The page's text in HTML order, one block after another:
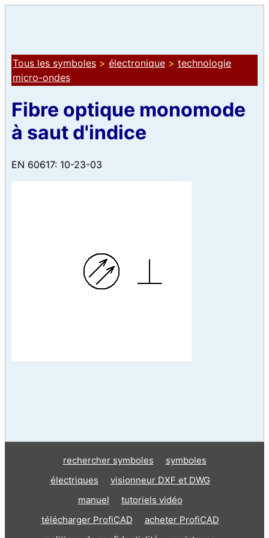
Tous les symboles > électronique > technologie
micro-ondes
Fibre optique monomode
à saut d'indice
EN 60617: 10-23-03
rechercher symboles
symboles
électriques
visionneur DXF et DWG
manuel
tutoriels vidéo
télécharger ProfiCAD
acheter ProfiCAD